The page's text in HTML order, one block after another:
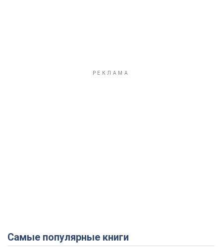
Самые популярные книги